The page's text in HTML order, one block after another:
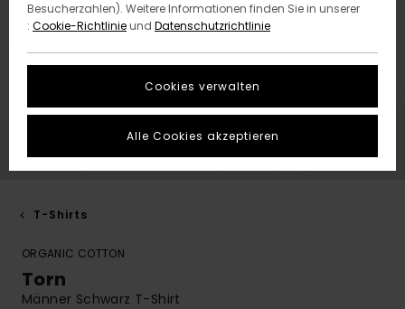
T-Shirts
ORGANIC COTTON
Torn
Männer Schwarz T-Shirt
Besucherzahlen). Weitere Informationen finden Sie in unserer
: Cookie-Richtlinieund Datenschutzrichtlinie
Cookies verwalten
Alle Cookies akzeptieren